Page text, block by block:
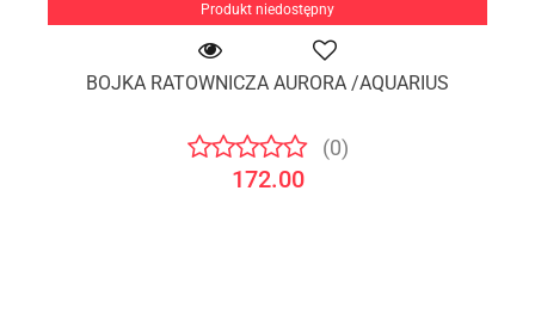
Produkt niedostępny
BOJKA RATOWNICZA AURORA /AQUARIUS
(0)
172.00